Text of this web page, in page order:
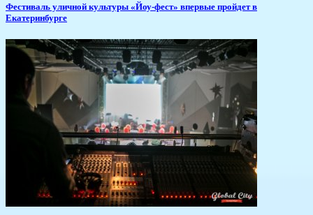
​Фестиваль уличной культуры «Йоу-фест» впервые пройдет в
Екатеринбурге